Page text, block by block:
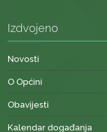
Izdvojeno
Novosti
O Općini
Obavijesti
Kalendar događanja